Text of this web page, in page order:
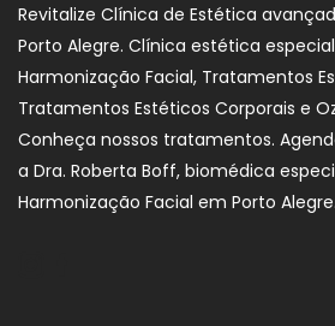
Revitalize Clínica de Estética
Porto Alegre. Clínica estética
Harmonização Facial, Tratamentos
Tratamentos Estéticos Corporais e
Conheça nossos tratamentos.
a Dra. Roberta Boff, biomédica
Harmonização Facial em Porto Alegre.